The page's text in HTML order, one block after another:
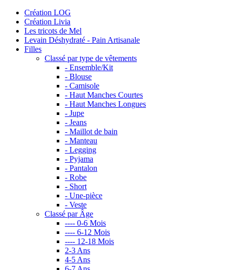
Création LOG
Création Livia
Les tricots de Mel
Levain Déshydraté - Pain Artisanale
Filles
Classé par type de vêtements
- Ensemble/Kit
- Blouse
- Camisole
- Haut Manches Courtes
- Haut Manches Longues
- Jupe
- Jeans
- Maillot de bain
- Manteau
- Legging
- Pyjama
- Pantalon
- Robe
- Short
- Une-pièce
- Veste
Classé par Âge
---- 0-6 Mois
---- 6-12 Mois
---- 12-18 Mois
2-3 Ans
4-5 Ans